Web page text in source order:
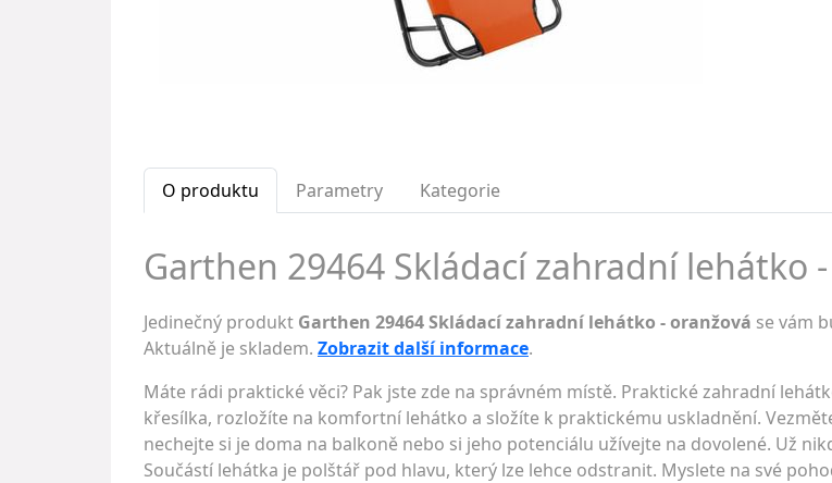
O produktu Parametry Kategorie
Garthen 29464 Skládací zahradní lehátko
Jedinečný produkt Garthen 29464 Skládací zahradní lehátko - oranžová se vám
Aktuálně je skladem. Zobrazit další informace.
Máte rádi praktické věci? Pak jste zde na správném místě. Praktické zahradní
křesílka, rozložíte na komfortní lehátko a složíte k praktickému uskladnění.
nechejte si je doma na balkoně nebo si jeho potenciálu užívejte na dovolené. Už
Součástí lehátka je polštář pod hlavu, který lze lehce odstranit. Myslete na své